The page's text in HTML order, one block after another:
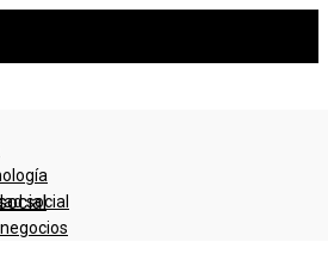
social